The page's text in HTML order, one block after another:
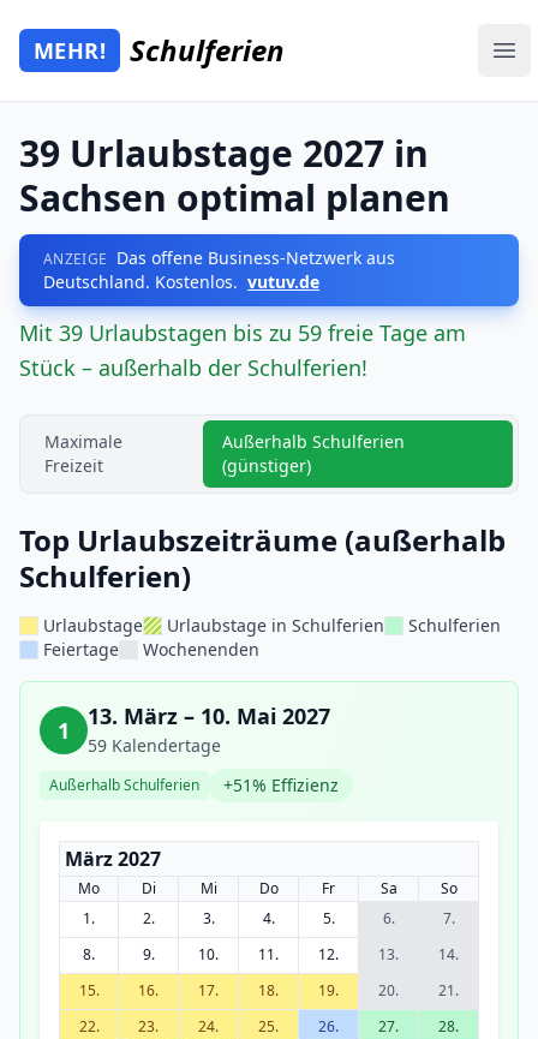
Zum Hauptinhalt springen
Mehr Schulferien
MEHR! Schulferien
39 Urlaubstage 2027 in
Sachsen optimal planen
ANZEIGE Das offene Business-Netzwerk aus
Deutschland. Kostenlos. vutuv.de
Mit 39 Urlaubstagen bis zu 59 freie Tage am
Stück – außerhalb der Schulferien!
Maximale
Freizeit
Außerhalb Schulferien
(günstiger)
Top Urlaubszeiträume (außerhalb
Schulferien)
Urlaubstage Urlaubstage in Schulferien
Schulferien
Feiertage
Wochenenden
1 13. März – 10. Mai 2027
59 Kalendertage
Außerhalb Schulferien +51% Effizienz
März 2027
Mo Di Mi Do Fr Sa
So
1.
2. 3. 4. 5. 6.
7.
8.
9. 10. 11. 12. 13.
14.
15.
16. 17. 18. 19. 20.
21.
22.
23. 24. 25. 26. 27.
28.